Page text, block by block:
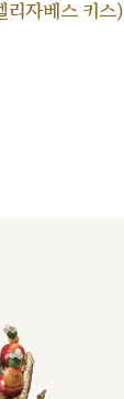
리자베스 키스)